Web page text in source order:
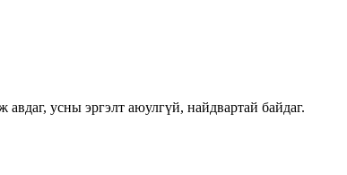
усны эргэлт аюулгүй, найдвартай байдаг.